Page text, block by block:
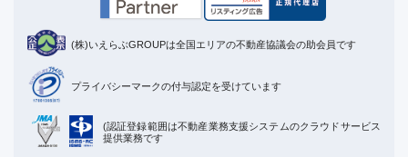
(株)いえらぶGROUPは全国エリアの不動産協議会の助会員です
プライバシーマークの付与認定を受けています
(認証登録範囲は不動産業務支援システムのクラウドサービス
提供業務です